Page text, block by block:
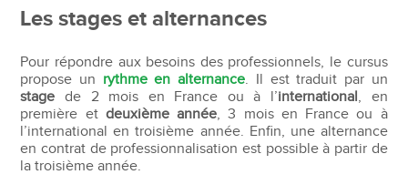
Les stages et alternances
Pour répondre aux besoins des professionnels, le cursus
propose un rythme en alternance. Il est traduit par un
stage de 2 mois en France ou à l’international, en
première et deuxième année, 3 mois en France ou à
l’international en troisième année. Enfin, une alternance
en contrat de professionnalisation est possible à partir de
la troisième année.